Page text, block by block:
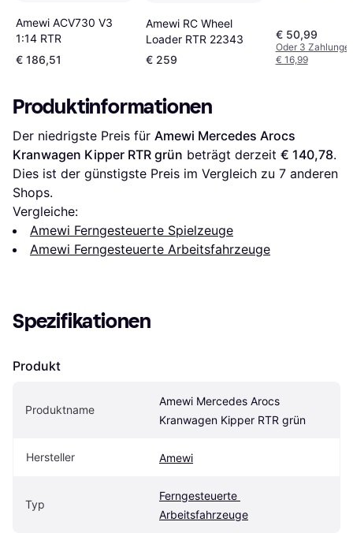
Amewi ACV730 V3
1:14 RTR
€ 186,51
Amewi RC Wheel
Loader RTR 22343
€ 259
€ 50,99
Oder 3
€ 16,99
Produktinformationen
Der niedrigste Preis für Amewi Mercedes Arocs
Kranwagen Kipper RTR grün beträgt derzeit € 140,78.
Dies ist der günstigste Preis im Vergleich zu 7 anderen
Shops.
Vergleiche:
Amewi Ferngesteuerte Spielzeuge
Amewi Ferngesteuerte Arbeitsfahrzeuge
Spezifikationen
Produkt
Produktname
Amewi Mercedes Arocs
Kranwagen Kipper RTR grün
Hersteller Amewi
Typ
Ferngesteuerte
Arbeitsfahrzeuge